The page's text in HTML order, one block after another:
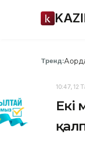
Тренд:
10:47, 12
Екі